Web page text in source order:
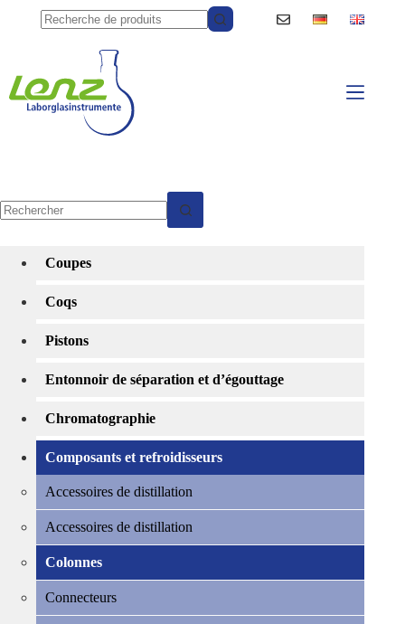
Coupes
Coqs
Pistons
Entonnoir de séparation et d’égouttage
Chromatographie
Composants et refroidisseurs
Accessoires de distillation
Accessoires de distillation
Colonnes
Connecteurs